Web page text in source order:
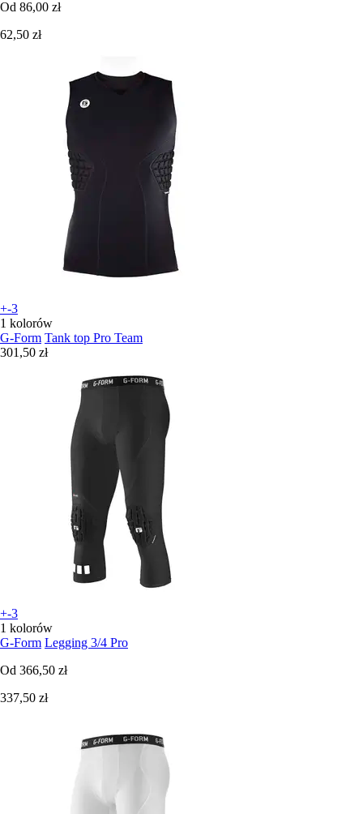
Od 86,00 zł
62,50 zł
+-3
1 kolorów
G-Form Tank top Pro Team
301,50 zł
+-3
1 kolorów
G-Form Legging 3/4 Pro
Od 366,50 zł
337,50 zł